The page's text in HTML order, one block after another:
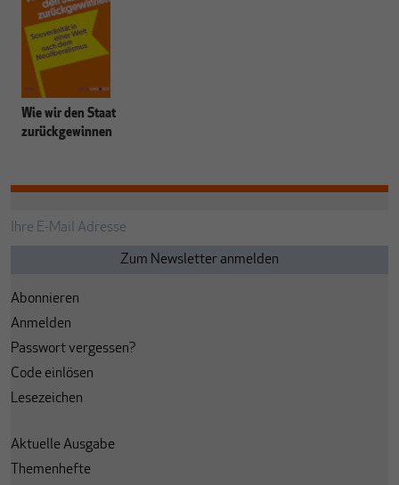
Wie wir den Staat
zurückgewinnen
Abonnieren
Anmelden
Passwort vergessen?
Code einlösen
Lesezeichen
Aktuelle Ausgabe
Themenhefte